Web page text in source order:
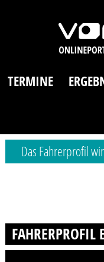
TERMINE
Das Fahrerprofil
FAHRERPROFIL